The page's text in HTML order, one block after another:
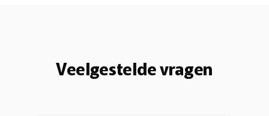
Veelgestelde vragen